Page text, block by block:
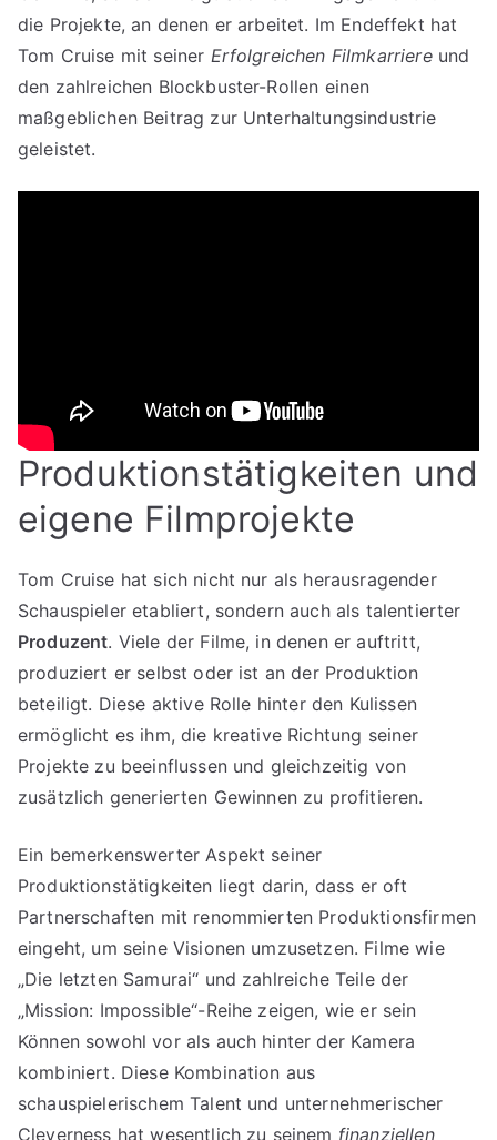
die Projekte, an denen er arbeitet. Im Endeffekt hat
Tom Cruise mit seiner Erfolgreichen Filmkarriereund
den zahlreichen Blockbuster-Rollen einen
maßgeblichen Beitrag zur Unterhaltungsindustrie
geleistet.
Produktionstätigkeiten und
eigene Filmprojekte
Tom Cruise hat sich nicht nur als herausragender
Schauspieler etabliert, sondern auch als talentierter
Produzent. Viele der Filme, in denen er auftritt,
produziert er selbst oder ist an der Produktion
beteiligt. Diese aktive Rolle hinter den Kulissen
ermöglicht es ihm, die kreative Richtung seiner
Projekte zu beeinflussen und gleichzeitig von
zusätzlich generierten Gewinnen zu profitieren.
Ein bemerkenswerter Aspekt seiner
Produktionstätigkeiten liegt darin, dass er oft
Partnerschaften mit renommierten Produktionsfirmen
eingeht, um seine Visionen umzusetzen. Filme wie
„Die letzten Samurai“ und zahlreiche Teile der
„Mission: Impossible“-Reihe zeigen, wie er sein
Können sowohl vor als auch hinter der Kamera
kombiniert. Diese Kombination aus
schauspielerischem Talent und unternehmerischer
Cleverness hat wesentlich zu seinem finanziellen